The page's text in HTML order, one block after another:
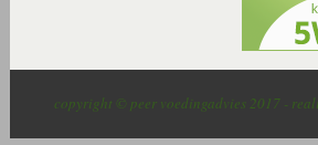
copyright © peer voedingadvies 2017 -